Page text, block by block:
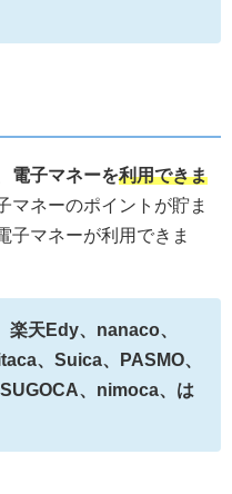
電子マネーを利用できま
マネーのポイントが貯ま
子マネーが利用できま
楽天Edy、nanaco、
、Suica、PASMO、
、nimoca、は